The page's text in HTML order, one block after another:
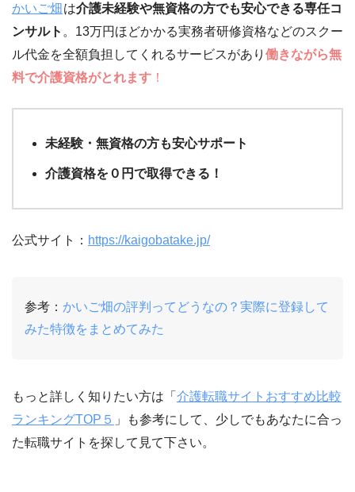
かいご畑 は介護未経験や無資格の方でも安心できる専任コ
ンサルト 。13万円ほどかかる実務者研修資格などのスクー
ル代金を全額負担してくれるサービスがあり 働きながら無
料で介護資格がとれます ！
未経験・無資格の方も安心サポート
介護資格を０円で取得できる！
公式サイト： https://kaigobatake.jp/
参考： かいご畑の評判ってどうなの？実際に登録して
みた特徴をまとめてみた
もっと詳しく知りたい方は「 介護転職サイトおすすめ比較
ランキングTOP５ 」も参考にして、少しでもあなたに合っ
た転職サイトを探して見て下さい。